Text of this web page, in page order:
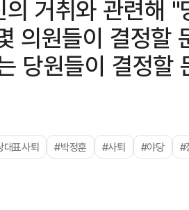
거취와 관련해
의원들이 결정할
당원들이 결정할
대표사퇴 #박정훈 #사퇴 #야당 #